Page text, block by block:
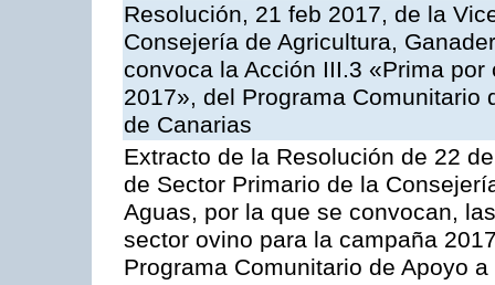
Resolución, 21 feb 2017, de la
Consejería de Agricultura,
convoca la Acción III.3 «Prima
2017», del Programa Comunitario
de Canarias
Extracto de la Resolución de 22
de Sector Primario de la
Aguas, por la que se convocan,
sector ovino para la campaña
Programa Comunitario de Apoyo